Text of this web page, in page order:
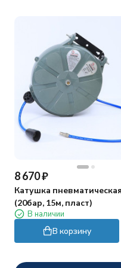
8 670₽
Катушка
(20бар, 15м, пласт)
В наличии
В корзину